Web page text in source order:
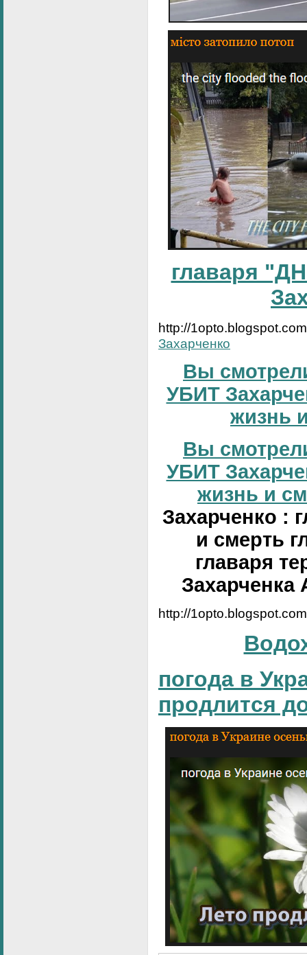
главаря
http://
Захарченко
Вы
УБИТ
жизнь
Вы
УБИТ
жизнь и
Захарченко :
и смерть
главаря
Захарченка
http://
погода в
продлится